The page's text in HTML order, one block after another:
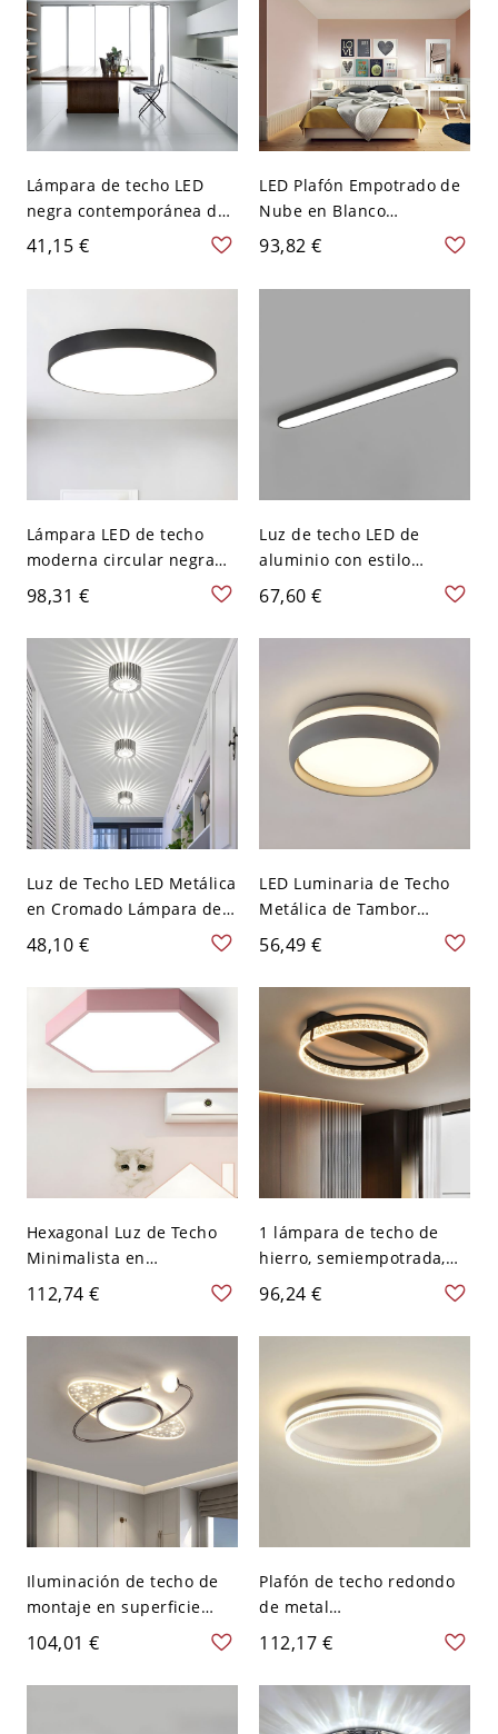
Lámpara de techo LED
negra contemporánea de
aluminio para cocina,
23.5" de ancho
41,15 €
LED Plafón Empotrado de
Nube en Blanco
Luminaria de Techo
Metálica Infantil en Luz
Blanca/Regulación
110 A 120 V Blanco 54,61
cm Blanco
93,82 €
Lámpara LED de techo
moderna circular negra
con montaje empotrado y
pantalla acrílica en luz
blanca, 9" de ancho y 2"
de alto
98,31 €
Luz de techo LED de
aluminio con estilo
moderno para oficina -
110 A 120 V 62,23 cm
Negro Blanco
67,60 €
Luz de Techo LED Metálica
en Cromado Lámpara de
Techo Simple de
Engranaje para Corredor -
Cromo 110 A 120 V 7
colores
48,10 €
LED Luminaria de Techo
Metálica de Tambor
Iluminación de Techo
Minimalista para Cuarto -
Gris 110 A 120 V Blanco
56,49 €
Hexagonal Luz de Techo
Minimalista en
Blanco/Azul/Rosa
Lámpara de Techo LED
Metálica en Luz
12"/16"/19,5" Larga - 110
A 120 V Rosa 30,48 cm
Blanco
112,74 €
1 lámpara de techo de
hierro, semiempotrada,
cableada, para dormitorio
principal - Negro 110 A
120 V Tercer Gear
96,24 €
Iluminación de techo de
montaje en superficie
metálica dorada/negra
con pantalla acrílica -
Negro 110 A 120 V Tercer
104,01 €
Plafón de techo redondo
de metal
dorado/negro/blanco con
pantalla acrílica - Blanco
110 A 120 V Tercer Gear
112,17 €